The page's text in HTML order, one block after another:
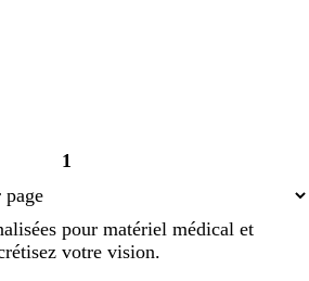
Page
1
pour matériel médical et
votre vision.